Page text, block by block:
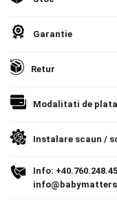
Copyright 2026 BabyMatters
Garantie
Retur
Modalitati de plata
Instalare scaun /
Info: